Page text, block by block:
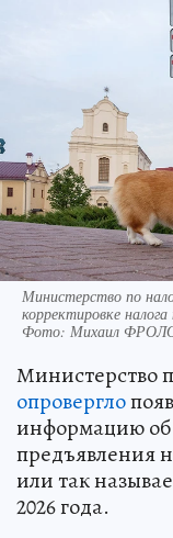
Министерство по
корректировке
Фото: Михаил
Министерство
опровергло
информацию
предъявления
или так
2026 года.